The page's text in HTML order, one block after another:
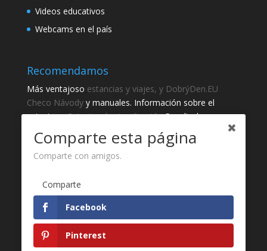
Videos educativos
Webcams en el país
Recomendamos
Más ventajoso estancias y viajes, y DobrýDen.EU
Checo Návodyy manuales. Información sobre el
catastro -Catastro de visualizaciónResultados
Cómo registrarse pararecibos
Gracias
Fotografie zPixabay
Desarrollo de sitio web - Jan Brokeš, Brofi.eu
Comparte esta página
Comparte con amigos.
Comparte
Facebook
Pinterest